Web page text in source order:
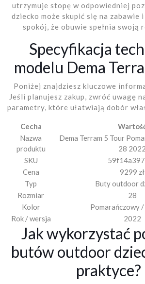
utrzymuje stopę w odpowiedniej
dziecko może skupić się na zabawie
spokój, że obuwie spełnia swoją
Specyfikacja
modelu Dema
Poniżej znajdziesz kluczowe
Jeśli planujesz zakup, zwróć uwagę
parametry, które ułatwiają dobór
Cecha
Nazwa
produktu
Dema Terram 5 Tour
28 2022
SKU
Cena
9299 zł
Typ
Buty outdoor
Rozmiar
28
Kolor
Pomarańczowy
Rok / wersja
2022
Jak wykorzystać
butów outdoor
praktyce?